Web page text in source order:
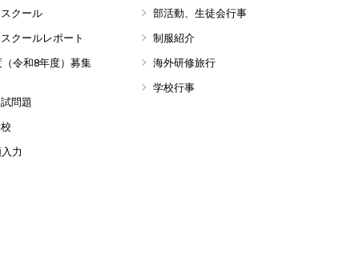
クール
クールレポート
（令和8年度）募集
問題
力
部活動、生徒会行事
制服紹介
海外研修旅行
学校行事